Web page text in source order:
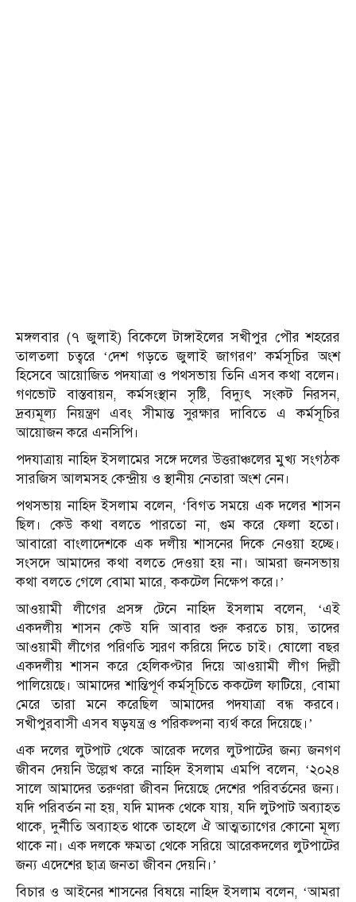
মঙ্গলবার (৭ জুলাই) বিকেলে টাঙ্গাইলের সখীপুর পৌর শহরের
তালতলা চত্বরে ‘দেশ গড়তে জুলাই জাগরণ’ কর্মসূচির অংশ
হিসেবে আয়োজিত পদযাত্রা ও পথসভায় তিনি এসব কথা বলেন।
গণভোট বাস্তবায়ন, কর্মসংস্থান সৃষ্টি, বিদ্যুৎ সংকট নিরসন,
দ্রব্যমূল্য নিয়ন্ত্রণ এবং সীমান্ত সুরক্ষার দাবিতে এ কর্মসূচির
আয়োজন করে এনসিপি।
পদযাত্রায় নাহিদ ইসলামের সঙ্গে দলের উত্তরাঞ্চলের মুখ্য সংগঠক
সারজিস আলমসহ কেন্দ্রীয় ও স্থানীয় নেতারা অংশ নেন।
পথসভায় নাহিদ ইসলাম বলেন, ‘বিগত সময়ে এক দলের শাসন
ছিল। কেউ কথা বলতে পারতো না, গুম করে ফেলা হতো।
আবারো বাংলাদেশকে এক দলীয় শাসনের দিকে নেওয়া হচ্ছে।
সংসদে আমাদের কথা বলতে দেওয়া হয় না। আমরা জনসভায়
কথা বলতে গেলে বোমা মারে, ককটেল নিক্ষেপ করে।’
আওয়ামী লীগের প্রসঙ্গ টেনে নাহিদ ইসলাম বলেন, ‘এই
একদলীয় শাসন কেউ যদি আবার শুরু করতে চায়, তাদের
আওয়ামী লীগের পরিণতি স্মরণ করিয়ে দিতে চাই। ষোলো বছর
একদলীয় শাসন করে হেলিকপ্টার দিয়ে আওয়ামী লীগ দিল্লী
পালিয়েছে‌। আমাদের শান্তিপূর্ণ কর্মসূচিতে ককটেল ফাটিয়ে, বোমা
মেরে তারা মনে করেছিল আমাদের পদযাত্রা বন্ধ করবে।
সখীপুরবাসী এসব ষড়যন্ত্র ও পরিকল্পনা ব্যর্থ করে দিয়েছে।’
এক দলের লুটপাট থেকে আরেক দলের লুটপাটের জন্য জনগণ
জীবন দেয়নি উল্লেখ করে নাহিদ ইসলাম এম‌পি বলেন, ‘২০২৪
সালে আমাদের তরুণরা জীবন দিয়েছে দেশের পরিবর্তনের জন্য।
যদি পরিবর্তন না হয়, যদি মাদক থেকে যায়, যদি লুটপাট অব্যাহত
থাকে, দুর্নীতি অব্যাহত থাকে তাহলে ঐ আত্মত্যাগের কোনো মূল্য
থাকে না‌। এক দলকে ক্ষমতা থেকে সরিয়ে আরেকদলের লুটপাটের
জন্য এদেশের ছাত্র জনতা জীবন দেয়নি।’
বিচার ও আইনের শাসনের বিষয়ে নাহিদ ইসলাম বলেন, ‘আমরা